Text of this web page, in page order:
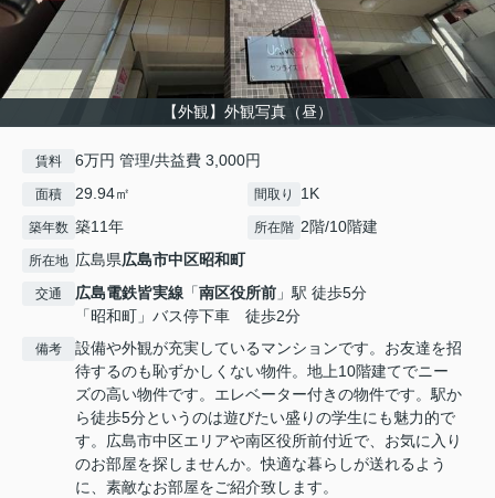
【外観】外観写真（昼）
賃料 6万円 管理/共益費 3,000円
面積 29.94㎡ 間取り 1K
築年数 築11年 所在階 2階/10階建
所在地 広島県広島市中区昭和町
交通 広島電鉄皆実線 「南区役所前 」駅 徒歩5分
「昭和町」バス停下車 徒歩2分
備考
設備や外観が充実しているマンションです。お友達を招
待するのも恥ずかしくない物件。地上10階建てでニー
ズの高い物件です。エレベーター付きの物件です。駅か
ら徒歩5分というのは遊びたい盛りの学生にも魅力的で
す。広島市中区エリアや南区役所前付近で、お気に入り
のお部屋を探しませんか。快適な暮らしが送れるよう
に、素敵なお部屋をご紹介致します。